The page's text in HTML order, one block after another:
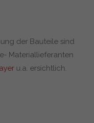
der Bauteile sind
Materiallieferanten
u.a. ersichtlich.